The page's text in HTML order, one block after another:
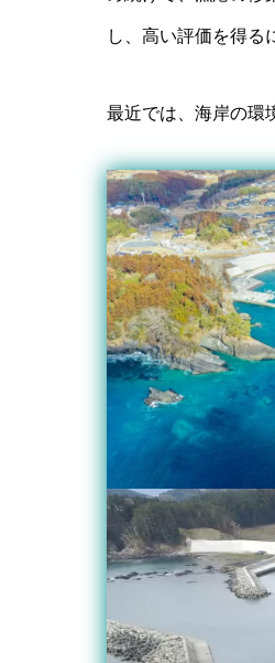
し、高い評価を得る
最近では、海岸の環